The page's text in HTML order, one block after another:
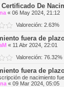
De
« 06 May 2024, 21:12
Valoreción: 2.63%
fuera de
« 11 Abr 2024, 22:01
Valoreción: 76.32%
fuera de
de nacimiento
« 09 Mar 2024, 05:05